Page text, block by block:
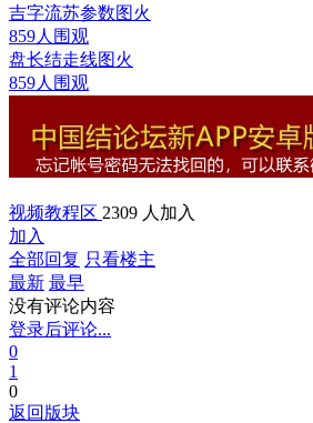
吉字流苏参数图火
859人围观
盘长结走线图火
859人围观
视频教程区 2309 人加入
加入
全部回复 只看楼主
最新 最早
没有评论内容
登录后评论...
0
1
0
返回版块